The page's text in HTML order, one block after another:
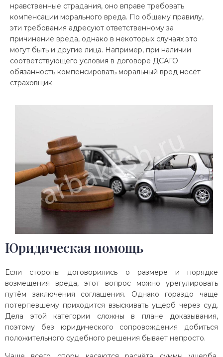
нравственные страдания, оно вправе требовать
компенсации морального вреда. По общему правилу,
эти требования адресуют ответственному за
причинение вреда, однако в некоторых случаях это
могут быть и другие лица. Например, при наличии
соответствующего условия в договоре ДСАГО
обязанность компенсировать моральный вред несёт
страховщик.
Юридическая помощь
Если стороны договорились о размере и порядке
возмещения вреда, этот вопрос можно урегулировать
путём заключения соглашения. Однако гораздо чаще
потерпевшему приходится взыскивать ущерб через суд.
Дела этой категории сложны в плане доказывания,
поэтому без юридического сопровождения добиться
положительного судебного решения бывает непросто.